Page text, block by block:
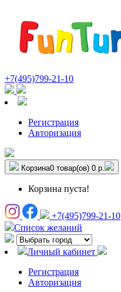
+7(495)799-21-10
Регистрация
Авторизация
Корзина0 товар(ов) 0 р.
Корзина пуста!
+7(495)799-21-10
Список желаний
Личный кабинет
Регистрация
Авторизация